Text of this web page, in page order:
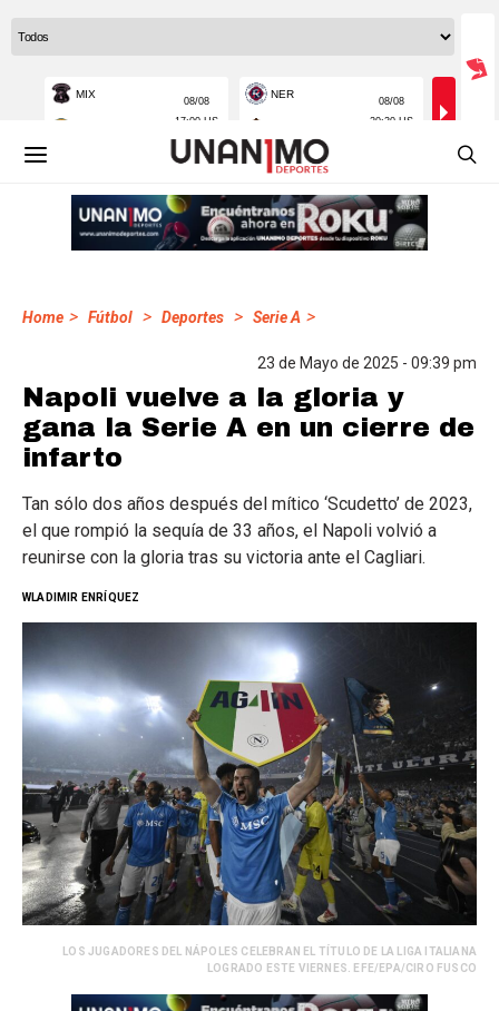
Home > Fútbol > Deportes > Serie A >
23 de Mayo de 2025 - 09:39 pm
Napoli vuelve a la gloria y
gana la Serie A en un cierre de
infarto
Tan sólo dos años después del mítico ‘Scudetto’ de 2023,
el que rompió la sequía de 33 años, el Napoli volvió a
reunirse con la gloria tras su victoria ante el Cagliari.
WLADIMIR ENRÍQUEZ
LOS JUGADORES DEL NÁPOLES CELEBRAN EL TÍTULO DE LA LIGA ITALIANA
LOGRADO ESTE VIERNES. EFE/EPA/CIRO FUSCO